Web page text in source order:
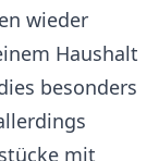
wieder
Haushalt
besonders
mit